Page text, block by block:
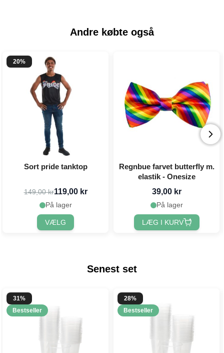
Andre købte også
20%
Sort pride tanktop
149,00 kr119,00 kr
På lager
VÆLG
Regnbue farvet butterfly m.
elastik - Onesize
39,00 kr
På lager
LÆG I KURV
Senest set
31%
Bestseller
28%
Bestseller